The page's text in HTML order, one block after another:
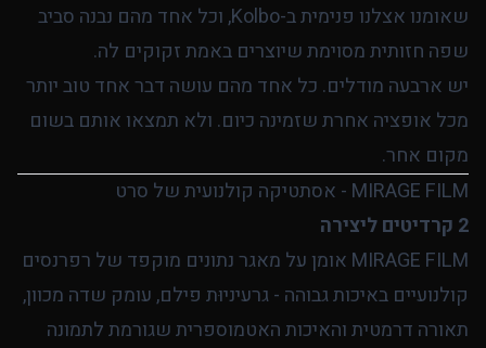
שאומנו אצלנו פנימית ב-Kolbo, וכל אחד מהם נבנה סביב
שפה חזותית מסוימת שיוצרים באמת זקוקים לה.
יש ארבעה מודלים. כל אחד מהם עושה דבר אחד טוב יותר
מכל אופציה אחרת שזמינה כיום. ולא תמצאו אותם בשום
מקום אחר.
MIRAGE FILM - אסתטיקה קולנועית של סרט
2 קרדיטים ליצירה
MIRAGE FILM אומן על מאגר נתונים מוקפד של רפרנסים
קולנועיים באיכות גבוהה - גרעיניוּת פילם, עומק שדה מכוון,
תאורה דרמטית והאיכות האטמוספרית שגורמת לתמונה